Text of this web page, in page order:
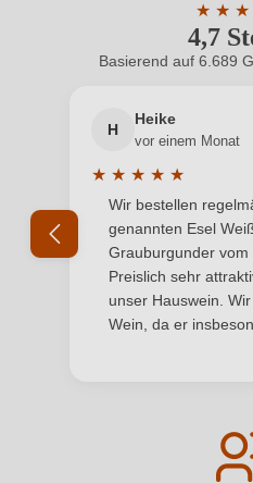
4,7
★ ★ ★
Basierend auf 6.689
H
Heike
vor einem Monat
★ ★ ★ ★ ★
Durchschnittliche
Wir bestellen
genannten Esel
Grauburgunder vom
Preislich sehr
unser Hauswein.
Wein, da er